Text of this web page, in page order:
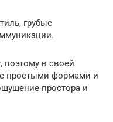
грубые
поэтому в своей
простыми формами и
простора и